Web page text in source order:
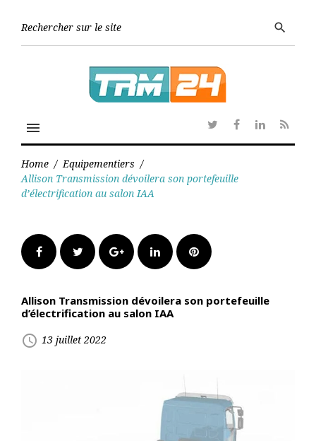
search
menu
TwitterFacebook
Linkedin
RSS
Home / Equipementiers /
Allison Transmission dévoilera son portefeuille
d’électrification au salon IAA
FacebookTwitter Google+LinkedInPinterest
Allison Transmission dévoilera son portefeuille
d’électrification au salon IAA
access_time 13 juillet 2022